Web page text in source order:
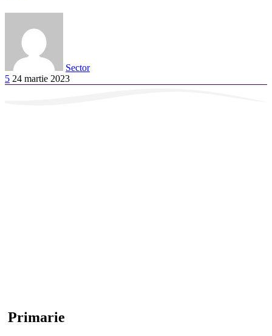
Sector
5 24 martie 2023
Primarie